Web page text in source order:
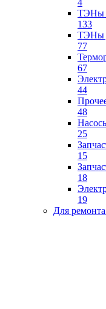
ТЭНы
133
ТЭНы
77
67
44
48
25
15
18
19
Для